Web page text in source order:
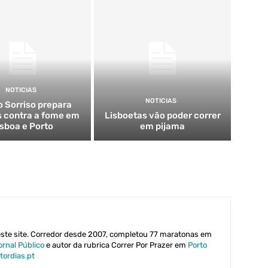
NOTICIAS
Sorriso prepara
contra a fome em
e Porto
NOTICIAS
Lisboetas vão poder correr
em pijama
site. Corredor desde 2007, completou 77 maratonas em
Público e autor da rubrica Correr Por Prazer em Porto